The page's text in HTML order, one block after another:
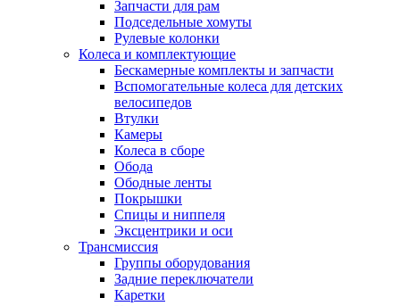
Запчасти для рам
Подседельные хомуты
Рулевые колонки
Колеса и комплектующие
Бескамерные комплекты и запчасти
Вспомогательные колеса для детских
велосипедов
Втулки
Камеры
Колеса в сборе
Обода
Ободные ленты
Покрышки
Спицы и ниппеля
Эксцентрики и оси
Трансмиссия
Группы оборудования
Задние переключатели
Каретки